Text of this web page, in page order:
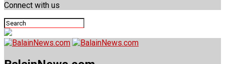
Connect with us